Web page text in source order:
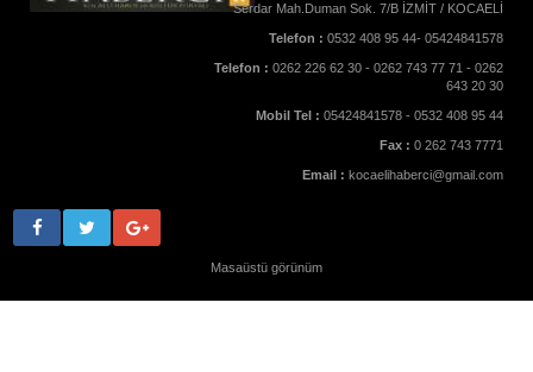
Serdar Mah.Duman Sok. 7/B İZMİT / KOCAELİ
Telefon : 0532 408 95 44- 05424841578
Telefon : 0262 226 62 30 - 0262 743 77 71 - 0262
643 20 30
Mobil Tel : 05424841578 - 0532 408 95 44
Fax : 0 262 743 7771
Email : kocaelihaberci@gmail.com
Masaüstü görünüm